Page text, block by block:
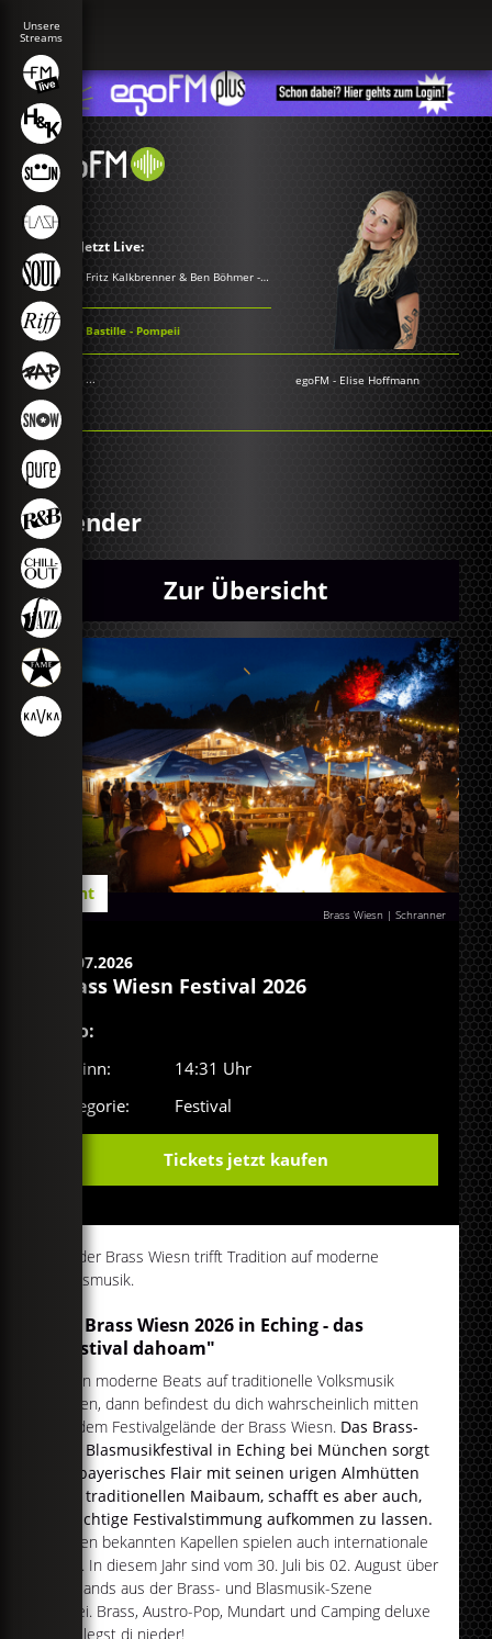
Jetzt Live:
Fritz Kalkbrenner & Ben Böhmer - Where The Roads Collide
Bastille - Pompeii
... egoFM - Elise Hoffmann
Kalender
Zur Übersicht
Brass Wiesn | Schranner
Event
30.07.2026
Brass Wiesn Festival 2026
Info:
Beginn:
14:31 Uhr
Kategorie:
Festival
Tickets jetzt kaufen
Auf der Brass Wiesn trifft Tradition auf moderne
Brassmusik.
Die Brass Wiesn 2026 in Eching - das
"Festival dahoam"
Wenn moderne Beats auf traditionelle Volksmusik
treffen, dann befindest du dich wahrscheinlich mitten
auf dem Festivalgelände der Brass Wiesn. Das Brass-
und Blasmusikfestival in Eching bei München sorgt
für bayerisches Flair mit seinen urigen Almhütten
und traditionellen Maibaum, schafft es aber auch,
so richtige Festivalstimmung aufkommen zu lassen.
Neben bekannten Kapellen spielen auch internationale
Acts. In diesem Jahr sind vom 30. Juli bis 02. August über
60 Bands aus der Brass- und Blasmusik-Szene
dabei. Brass, Austro-Pop, Mundart und Camping deluxe
- do legst di nieder!